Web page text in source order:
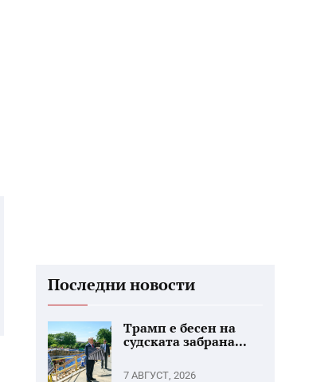
Последни новости
Трамп е бесен на
судската забрана...
7 АВГУСТ, 2026